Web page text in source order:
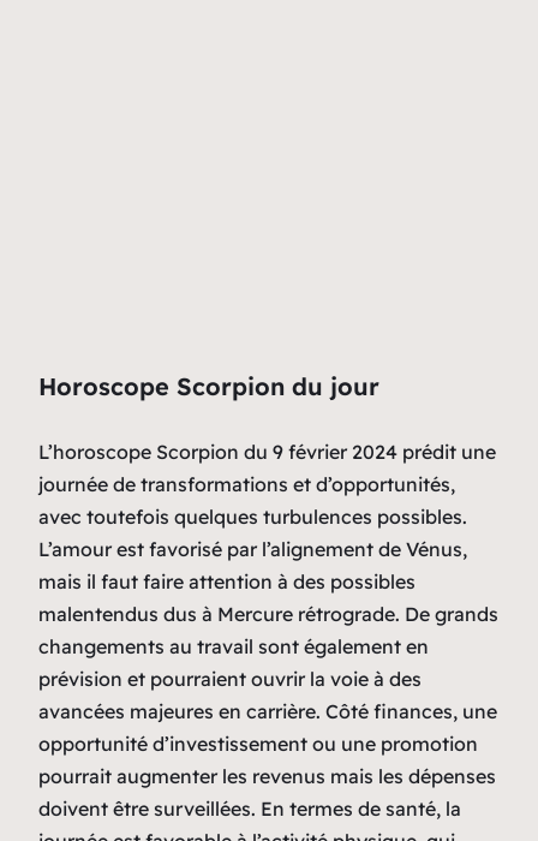
Horoscope Scorpion du jour
L’horoscope Scorpion du 9 février 2024 prédit une
journée de transformations et d’opportunités,
avec toutefois quelques turbulences possibles.
L’amour est favorisé par l’alignement de Vénus,
mais il faut faire attention à des possibles
malentendus dus à Mercure rétrograde. De grands
changements au travail sont également en
prévision et pourraient ouvrir la voie à des
avancées majeures en carrière. Côté finances, une
opportunité d’investissement ou une promotion
pourrait augmenter les revenus mais les dépenses
doivent être surveillées. En termes de santé, la